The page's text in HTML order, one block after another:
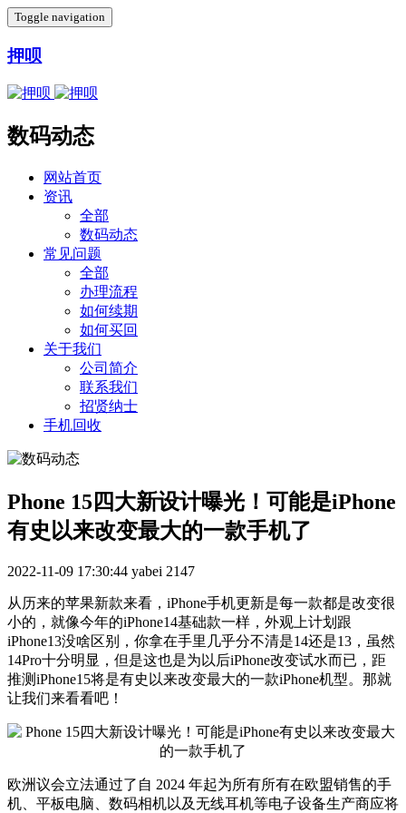
Toggle navigation
押呗
数码动态
网站首页
资讯
全部
数码动态
常见问题
全部
办理流程
如何续期
如何买回
关于我们
公司简介
联系我们
招贤纳士
手机回收
Phone 15四大新设计曝光！可能是iPhone
有史以来改变最大的一款手机了
2022-11-09 17:30:44 yabei 2147
从历来的苹果新款来看，iPhone手机更新是每一款都是改变很
小的，就像今年的iPhone14基础款一样，外观上计划跟
iPhone13没啥区别，你拿在手里几乎分不清是14还是13，虽然
14Pro十分明显，但是这也是为以后iPhone改变试水而已，距
推测iPhone15将是有史以来改变最大的一款iPhone机型。那就
让我们来看看吧！
欧洲议会立法通过了自 2024 年起为所有所有在欧盟销售的手
机、平板电脑、数码相机以及无线耳机等电子设备生产商应将